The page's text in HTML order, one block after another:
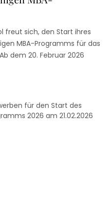
freut sich, den Start ihres
MBA-Programms für das
dem 20. Februar 2026
Düsseldorf Business